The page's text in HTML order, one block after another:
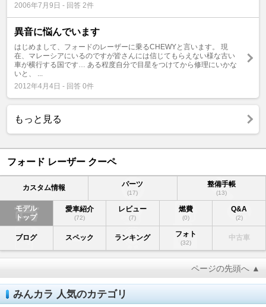
2006年7月9日 - 回答 2件
異音に悩んでいます
はじめまして、フォードのレーザーに乗るCHEWYと言います。 現
在、マレーシアにいるのですが皆さんには信じてもらえない様な古い
車が横行する国です… ある程度自分で目星をつけてから修理にいかな
いと、 ...
2012年4月4日 - 回答 0件
もっと見る
フォード レーザー クーペ
カスタム情報 パーツ
(17)
整備手帳
(13)
モデル
トップ
愛車紹介
(72)
レビュー
(7)
燃費
(0)
Q&A
(2)
ブログ スペック ランキング フォト
(32)
中古車
ページの先頭へ ▲
みんカラ 人気のカテゴリ